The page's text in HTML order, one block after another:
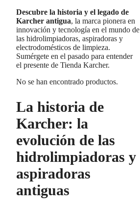
Descubre la historia y el legado de
Karcher antigua, la marca pionera en
innovación y tecnología en el mundo de
las hidrolimpiadoras, aspiradoras y
electrodomésticos de limpieza.
Sumérgete en el pasado para entender
el presente de Tienda Karcher.
No se han encontrado productos.
La historia de
Karcher: la
evolución de las
hidrolimpiadoras y
aspiradoras
antiguas